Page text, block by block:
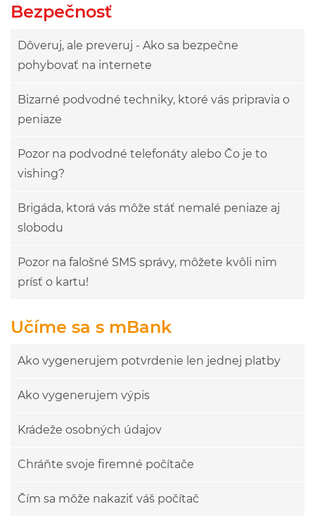
Bezpečnosť
Dôveruj, ale preveruj - Ako sa bezpečne
pohybovať na internete
Bizarné podvodné techniky, ktoré vás pripravia o
peniaze
Pozor na podvodné telefonáty alebo Čo je to
vishing?
Brigáda, ktorá vás môže stáť nemalé peniaze aj
slobodu
Pozor na falošné SMS správy, môžete kvôli nim
prísť o kartu!
Učíme sa s mBank
Ako vygenerujem potvrdenie len jednej platby
Ako vygenerujem výpis
Krádeže osobných údajov
Chráňte svoje firemné počítače
Čím sa môže nakaziť váš počítač